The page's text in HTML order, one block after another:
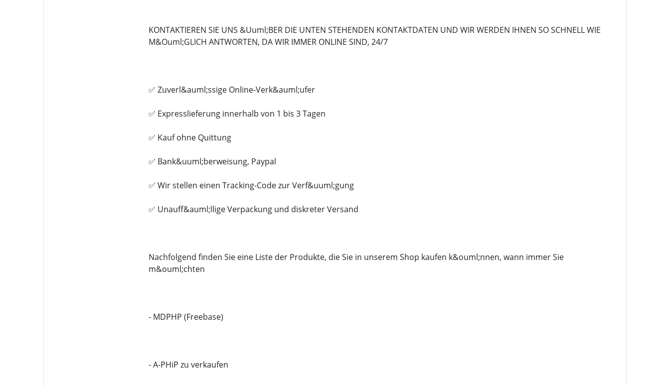
KONTAKTIEREN SIE UNS &Uuml;BER DIE UNTEN STEHENDEN KONTAKTDATEN UND WIR WERDEN IHNEN SO SCHNELL WIE
M&Ouml;GLICH ANTWORTEN, DA WIR IMMER ONLINE SIND, 24/7
✅ Zuverl&auml;ssige Online-Verk&auml;ufer
✅ Expresslieferung innerhalb von 1 bis 3 Tagen
✅ Kauf ohne Quittung
✅ Bank&uuml;berweisung, Paypal
✅ Wir stellen einen Tracking-Code zur Verf&uuml;gung
✅ Unauff&auml;llige Verpackung und diskreter Versand
Nachfolgend finden Sie eine Liste der Produkte, die Sie in unserem Shop kaufen k&ouml;nnen, wann immer Sie
m&ouml;chten
- MDPHP (Freebase)
- A-PHiP zu verkaufen